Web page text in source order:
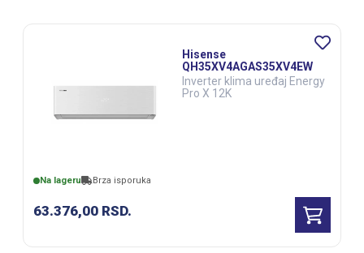
Na lageru Brza isporuka
63.376,00 RSD.
Hisense
QH35XV4AGAS35XV4EW
Inverter klima uređaj Energy
Pro X 12K